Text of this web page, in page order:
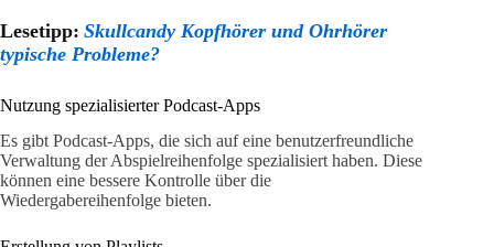
Lesetipp: Skullcandy Kopfhörer und Ohrhörer
typische Probleme?
Nutzung spezialisierter Podcast-Apps
Es gibt Podcast-Apps, die sich auf eine benutzerfreundliche
Verwaltung der Abspielreihenfolge spezialisiert haben. Diese
können eine bessere Kontrolle über die
Wiedergabereihenfolge bieten.